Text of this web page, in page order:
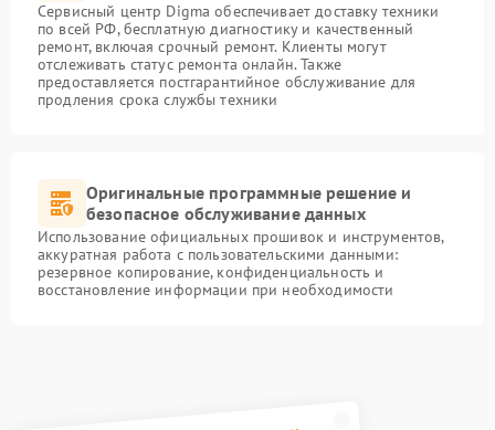
Сервисный центр Digma обеспечивает доставку техники
по всей РФ, бесплатную диагностику и качественный
ремонт, включая срочный ремонт. Клиенты могут
отслеживать статус ремонта онлайн. Также
предоставляется постгарантийное обслуживание для
продления срока службы техники
Оригинальные программные решение и
безопасное обслуживание данных
Использование официальных прошивок и инструментов,
аккуратная работа с пользовательскими данными:
резервное копирование, конфиденциальность и
восстановление информации при необходимости